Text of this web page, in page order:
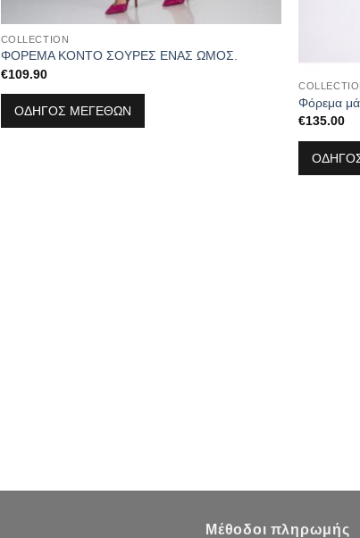
COLLECTION
ΦΟΡΕΜΑ ΚΟΝΤΟ ΣΟΥΡΕΣ ΕΝΑΣ ΩΜΟΣ.
€109.90
ΟΔΗΓΟΣ ΜΕΓΕΘΩΝ
Φόρεμα
€135.00
Μέθοδοι πληρωμής